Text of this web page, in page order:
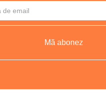
Mă abonez